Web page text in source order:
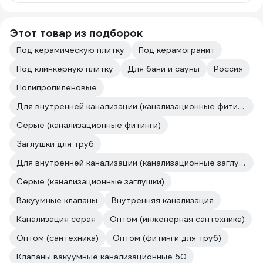
Этот товар из подборок
Под керамическую плитку
Под керамогранит
Под клинкерную плитку
Для бани и сауны
Россия
Полипропиленовые
Для внутренней канализации (канализационные фитинги)
Серые (канализационные фитинги)
Заглушки для труб
Для внутренней канализации (канализационные заглушки)
Серые (канализационные заглушки)
Вакуумные клапаны
Внутренняя канализация
Канализация серая
Оптом (инженерная сантехника)
Оптом (сантехника)
Оптом (фитинги для труб)
Клапаны вакуумные канализационные 50